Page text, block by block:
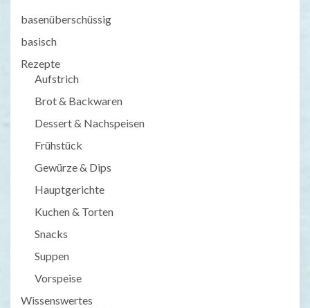
basenüberschüssig
basisch
Rezepte
Aufstrich
Brot & Backwaren
Dessert & Nachspeisen
Frühstück
Gewürze & Dips
Hauptgerichte
Kuchen & Torten
Snacks
Suppen
Vorspeise
Wissenswertes